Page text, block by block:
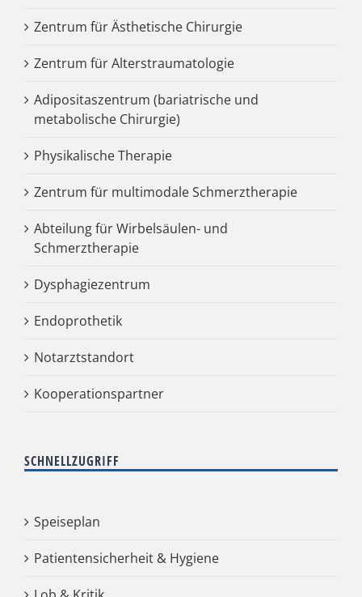
Zentrum für Ästhetische Chirurgie
Zentrum für Alterstraumatologie
Adipositaszentrum (bariatrische und
metabolische Chirurgie)
Physikalische Therapie
Zentrum für multimodale Schmerztherapie
Abteilung für Wirbelsäulen- und
Schmerztherapie
Dysphagiezentrum
Endoprothetik
Notarztstandort
Kooperationspartner
SCHNELLZUGRIFF
Speiseplan
Patientensicherheit & Hygiene